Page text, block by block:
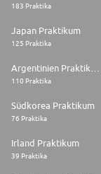
183 Praktika
Japan Praktikum
125 Praktika
110 Praktika
Südkorea Praktikum
76 Praktika
Irland Praktikum
39 Praktika